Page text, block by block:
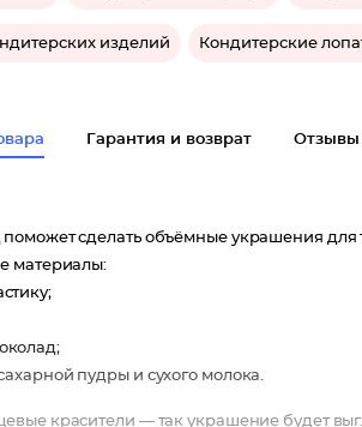
изделий Кондитерские
Гарантия и возврат Отзывы
сделать объёмные украшения для
материалы:
пудры и сухого молока.
красители — так украшение будет